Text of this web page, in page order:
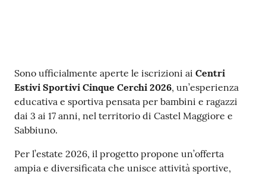
gli
argomenti...
Seguici
su
Contenuto
Sono ufficialmente aperte le iscrizioni ai Centri
Estivi Sportivi Cinque Cerchi 2026, un’esperienza
educativa e sportiva pensata per bambini e ragazzi
dai 3 ai 17 anni, nel territorio di Castel Maggiore e
Sabbiuno.
Per l’estate 2026, il progetto propone un’offerta
ampia e diversificata che unisce attività sportive,